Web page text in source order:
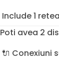
Include 1
Poti avea 2
🔌 Conexiuni